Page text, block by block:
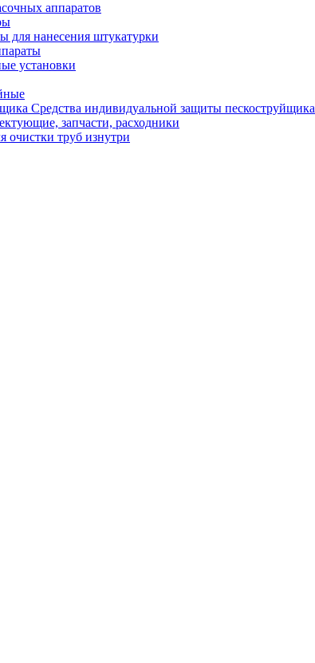
аппаратов
для нанесения штукатурки
установки
Средства индивидуальной защиты пескоструйщика
запчасти, расходники
очистки труб изнутри